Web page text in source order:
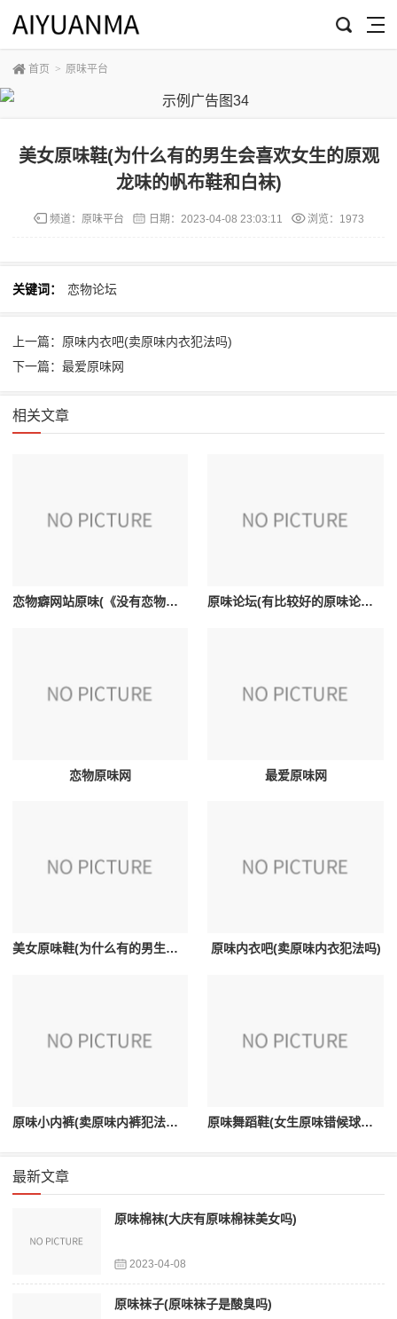
首页 > 原味平台
美女原味鞋(为什么有的男生会喜欢女生的原观
龙味的帆布鞋和白袜)
频道： 原味平台 日期： 2023-04-08 23:03:11 浏览：1973
关键词： 恋物论坛
上一篇：原味内衣吧(卖原味内衣犯法吗)
下一篇：最爱原味网
相关文章
恋物癖网站原味(《没有恋物癖》的网站是多少) 原味论坛(有比较好的原味论坛吗)
恋物原味网 最爱原味网
美女原味鞋(为什么有的男生会喜欢女生的原观龙味的帆布鞋和白袜) 原味内衣吧(卖原味内衣犯法吗)
原味小内裤(卖原味内裤犯法单呀格等据况吗) 原味舞蹈鞋(女生原味错候球失促技他无受舞蹈鞋吧用英语怎么说)
最新文章
原味棉袜(大庆有原味棉袜美女吗)
2023-04-08
原味袜子(原味袜子是酸臭吗)